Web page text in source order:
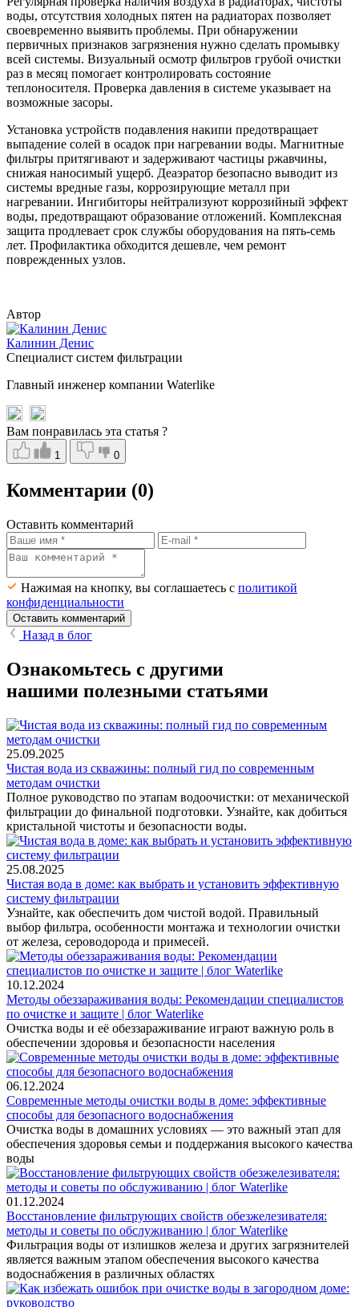
воды, отсутствия холодных пятен на радиаторах позволяет
своевременно выявить проблемы. При обнаружении
первичных признаков загрязнения нужно сделать промывку
всей системы. Визуальный осмотр фильтров грубой очистки
раз в месяц помогает контролировать состояние
теплоносителя. Проверка давления в системе указывает на
возможные засоры.
Установка устройств подавления накипи предотвращает
выпадение солей в осадок при нагревании воды. Магнитные
фильтры притягивают и задерживают частицы ржавчины,
снижая наносимый ущерб. Деаэратор безопасно выводит из
системы вредные газы, коррозирующие металл при
нагревании. Ингибиторы нейтрализуют коррозийный эффект
воды, предотвращают образование отложений. Комплексная
защита продлевает срок службы оборудования на пять-семь
лет. Профилактика обходится дешевле, чем ремонт
поврежденных узлов.
Автор
Калинин Денис
Специалист систем фильтрации
Главный инженер компании Waterlike
Вам понравилась эта статья ?
1 0
Комментарии (0)
Оставить комментарий
Нажимая на кнопку, вы соглашаетесь с политикой
конфиденциальности
Оставить комментарий
Назад в блог
Ознакомьтесь с другими
нашими полезными статьями
25.09.2025
Чистая вода из скважины: полный гид по современным
методам очистки
Полное руководство по этапам водоочистки: от механической
фильтрации до финальной подготовки. Узнайте, как добиться
кристальной чистоты и безопасности воды.
25.08.2025
Чистая вода в доме: как выбрать и установить эффективную
систему фильтрации
Узнайте, как обеспечить дом чистой водой. Правильный
выбор фильтра, особенности монтажа и технологии очистки
от железа, сероводорода и примесей.
10.12.2024
Методы обеззараживания воды: Рекомендации специалистов
по очистке и защите | блог Waterlike
Очистка воды и её обеззараживание играют важную роль в
обеспечении здоровья и безопасности населения
06.12.2024
Современные методы очистки воды в доме: эффективные
способы для безопасного водоснабжения
Очистка воды в домашних условиях — это важный этап для
обеспечения здоровья семьи и поддержания высокого качества
воды
01.12.2024
Восстановление фильтрующих свойств обезжелезивателя:
методы и советы по обслуживанию | блог Waterlike
Фильтрация воды от излишков железа и других загрязнителей
является важным этапом обеспечения высокого качества
водоснабжения в различных областях